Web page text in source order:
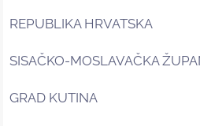
REPUBLIKA HRVATSKA
SISAČKO-MOSLAVAČKA
GRAD KUTINA